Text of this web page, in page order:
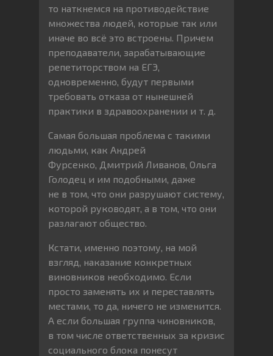
то наткнемся на противодействие
множества людей, которые так или
иначе во всё это встроены. Причем
преподаватели, зарабатывающие
репетиторством на ЕГЭ,
одновременно, будут первыми
требовать отказа от нынешней
практики в здравоохранении и т. д.
Самая большая проблема с такими
людьми, как Андрей
Фурсенко, Дмитрий Ливанов, Ольга
Голодец и им подобными, даже
не в том, что они разрушают систему,
которой руководят, а в том, что они
разлагают общество.
Кстати, именно поэтому, на мой
взгляд, наказание конкретных
виновников необходимо. Если
просто заменять их и переставлять
местами, то да, ничего не изменится.
А если большая группа чиновников,
в том числе ответственных за кризис
социального блока понесут